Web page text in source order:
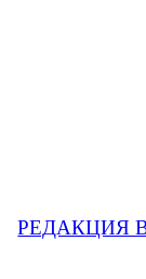
РЕДАКЦИЯ